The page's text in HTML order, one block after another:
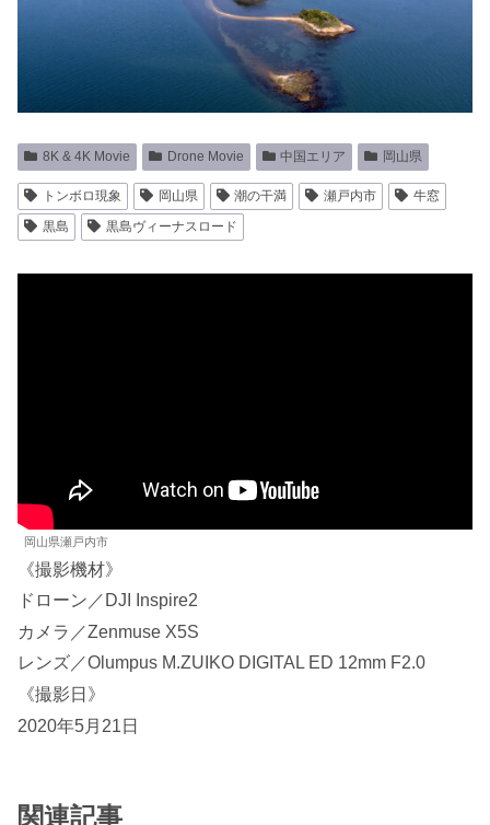
8K & 4K Movie Drone Movie 中国エリア 岡山県
トンボロ現象 岡山県 潮の干満 瀬戸内市
牛窓
黒島
黒島ヴィーナスロード
岡山県瀬戸内市
《撮影機材》
ドローン／DJI Inspire2
カメラ／Zenmuse X5S
レンズ／Olumpus M.ZUIKO DIGITAL ED 12mm F2.0
《撮影日》
2020年5月21日
関連記事